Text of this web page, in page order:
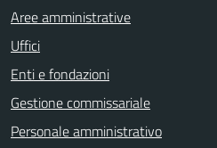
Aree amministrative
Uffici
Enti e fondazioni
Gestione commissariale
Personale amministrativo